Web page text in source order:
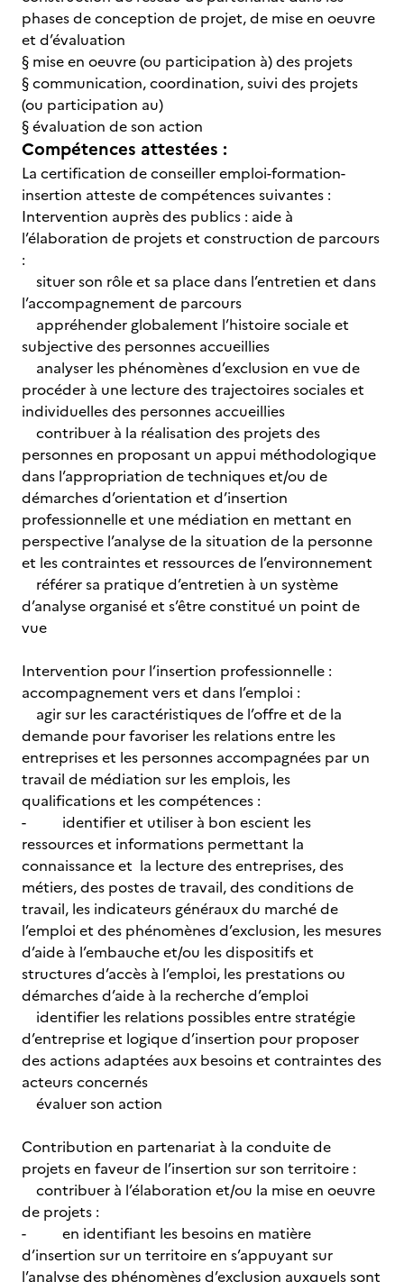
phases de conception de projet, de mise en oeuvre
et d’évaluation
§ mise en oeuvre (ou participation à) des projets
§ communication, coordination, suivi des projets
(ou participation au)
§ évaluation de son action
Compétences attestées :
La certification de conseiller emploi-formation-
insertion atteste de compétences suivantes :
Intervention auprès des publics : aide à
l’élaboration de projets et construction de parcours
:
situer son rôle et sa place dans l’entretien et dans
l’accompagnement de parcours
appréhender globalement l’histoire sociale et
subjective des personnes accueillies
analyser les phénomènes d’exclusion en vue de
procéder à une lecture des trajectoires sociales et
individuelles des personnes accueillies
contribuer à la réalisation des projets des
personnes en proposant un appui méthodologique
dans l’appropriation de techniques et/ou de
démarches d’orientation et d’insertion
professionnelle et une médiation en mettant en
perspective l’analyse de la situation de la personne
et les contraintes et ressources de l’environnement
référer sa pratique d’entretien à un système
d’analyse organisé et s’être constitué un point de
vue
Intervention pour l’insertion professionnelle :
accompagnement vers et dans l’emploi :
agir sur les caractéristiques de l’offre et de la
demande pour favoriser les relations entre les
entreprises et les personnes accompagnées par un
travail de médiation sur les emplois, les
qualifications et les compétences :
- identifier et utiliser à bon escient les
ressources et informations permettant la
connaissance et la lecture des entreprises, des
métiers, des postes de travail, des conditions de
travail, les indicateurs généraux du marché de
l’emploi et des phénomènes d’exclusion, les mesures
d’aide à l’embauche et/ou les dispositifs et
structures d’accès à l’emploi, les prestations ou
démarches d’aide à la recherche d’emploi
identifier les relations possibles entre stratégie
d’entreprise et logique d’insertion pour proposer
des actions adaptées aux besoins et contraintes des
acteurs concernés
évaluer son action
Contribution en partenariat à la conduite de
projets en faveur de l’insertion sur son territoire :
contribuer à l’élaboration et/ou la mise en oeuvre
de projets :
- en identifiant les besoins en matière
d’insertion sur un territoire en s’appuyant sur
l’analyse des phénomènes d’exclusion auxquels sont